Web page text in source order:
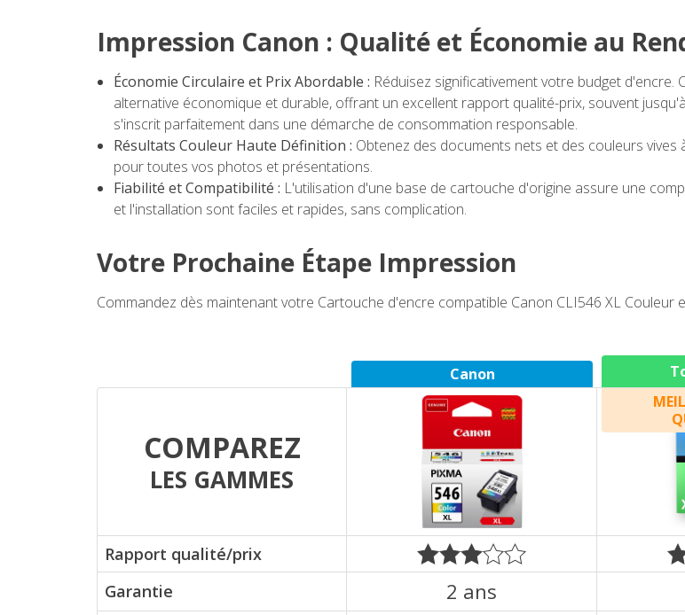
Impression Canon : Qualité et Économie au
Économie Circulaire et Prix Abordable : Réduisez significativement votre budget
alternative économique et durable, offrant un excellent rapport qualité-prix, souvent
s'inscrit parfaitement dans une démarche de consommation responsable.
Résultats Couleur Haute Définition : Obtenez des documents nets et des couleurs
pour toutes vos photos et présentations.
Fiabilité et Compatibilité : L'utilisation d'une base de cartouche d'origine assure une
et l'installation sont faciles et rapides, sans complication.
Votre Prochaine Étape Impression
Commandez dès maintenant votre Cartouche d'encre compatible Canon CLI546 XL
Canon
COMPAREZ
LES GAMMES
Rapport qualité/prix
Garantie
2 ans